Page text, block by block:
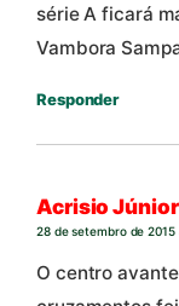
série A ficará
Vambora
Responder
Acrisio Júnior
28 de setembro de 2015
O centro